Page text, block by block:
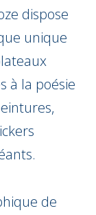
dispose
unique
à la poésie
de